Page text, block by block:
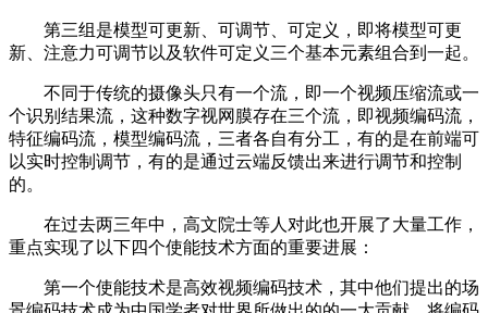
第三组是模型可更新、可调节、可定义，即将模型可更
新、注意力可调节以及软件可定义三个基本元素组合到一起。
不同于传统的摄像头只有一个流，即一个视频压缩流或一
个识别结果流，这种数字视网膜存在三个流，即视频编码流，
特征编码流，模型编码流，三者各自有分工，有的是在前端可
以实时控制调节，有的是通过云端反馈出来进行调节和控制
的。
在过去两三年中，高文院士等人对此也开展了大量工作，
重点实现了以下四个使能技术方面的重要进展：
第一个使能技术是高效视频编码技术，其中他们提出的场